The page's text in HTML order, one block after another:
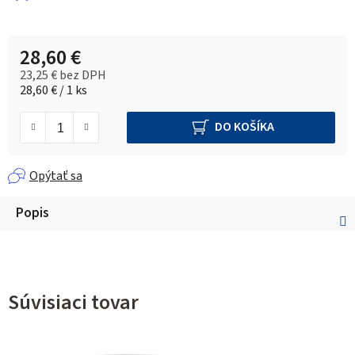
28,60 €
23,25 € bez DPH
Jednotková cena:
28,60 € / 1 ks
DO KOŠÍKA
Opýtať sa
Popis
Súvisiaci tovar